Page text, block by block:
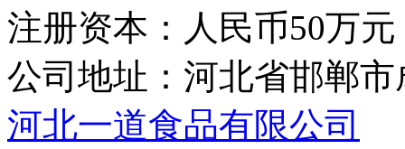
注册资本： 人民币50万元
公司地址： 河北省邯郸
河北一道食品有限公司